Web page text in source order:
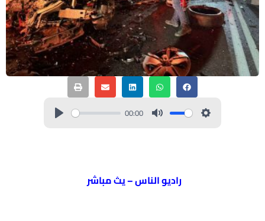
00:00
راديو الناس – يث مباشر